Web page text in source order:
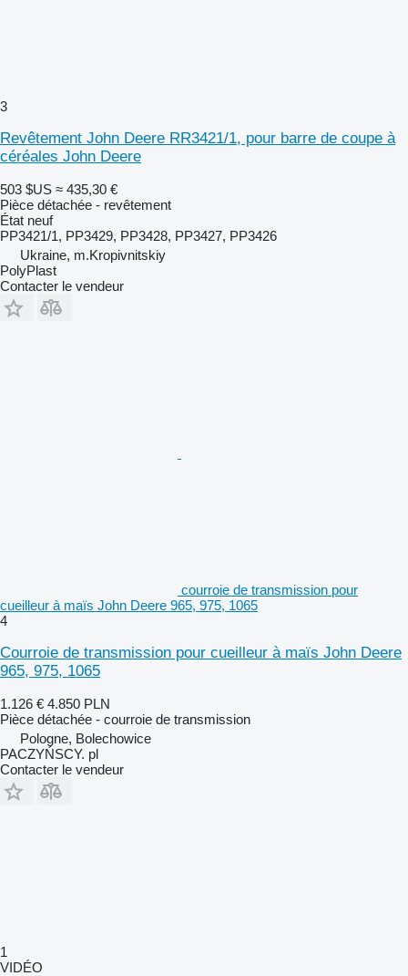
3
Revêtement John Deere RR3421/1, pour barre de coupe à
céréales John Deere
503 $US ≈ 435,30 €
Pièce détachée - revêtement
État neuf
РР3421/1, РР3429, РР3428, РР3427, РР3426
Ukraine, m.Kropivnitskiy
PolyPlast
Contacter le vendeur
courroie de transmission pour
cueilleur à maïs John Deere 965, 975, 1065
4
Courroie de transmission pour cueilleur à maïs John Deere
965, 975, 1065
1.126 € 4.850 PLN
Pièce détachée - courroie de transmission
Pologne, Bolechowice
PACZYŃSCY. pl
Contacter le vendeur
1
VIDÉO